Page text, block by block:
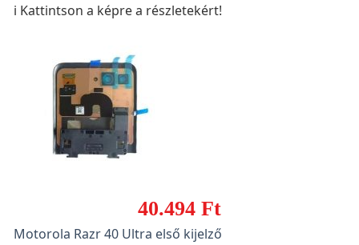
ℹ️ Kattintson a képre a részletekért!
40.494 Ft
Motorola Razr 40 Ultra első kijelző